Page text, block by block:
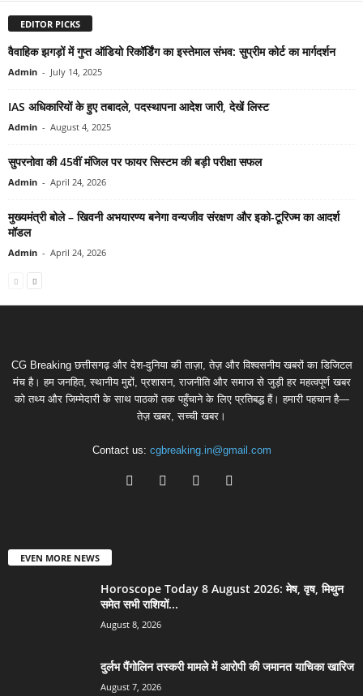
EDITOR PICKS
वैवाहिक झगड़ों में गुप्त ऑडियो रिकॉर्डिंग का इस्तेमाल संभव: सुप्रीम कोर्ट का मार्गदर्शन
Admin - July 14, 2025
IAS अधिकारियों के हुए तबादले, पदस्थापना आदेश जारी, देखें लिस्ट
Admin - August 4, 2025
सुपरनोवा की 45वीं मंजिल पर फायर सिस्टम की बड़ी परीक्षा सफल
Admin - April 24, 2026
मुख्यमंत्री बोले – खिवनी अभयारण्य बनेगा वन्यजीव संरक्षण और इको-टूरिज्म का आदर्श
मॉडल
Admin - April 24, 2026
CG Breaking छत्तीसगढ़ और देश-दुनिया की ताज़ा, तेज़ और विश्वसनीय खबरों का डिजिटल
मंच है। हम जनहित, स्थानीय मुद्दों, प्रशासन, राजनीति और समाज से जुड़ी हर महत्वपूर्ण खबर
को तथ्य और जिम्मेदारी के साथ पाठकों तक पहुँचाने के लिए प्रतिबद्ध हैं। हमारी पहचान है—
तेज़ खबर, सच्ची खबर।
Contact us: cgbreaking.in@gmail.com
EVEN MORE NEWS
Horoscope Today 8 August 2026: मेष, वृष, मिथुन
समेत सभी राशियों...
August 8, 2026
दुर्लभ पैंगोलिन तस्करी मामले में आरोपी की जमानत याचिका खारिज
August 7, 2026